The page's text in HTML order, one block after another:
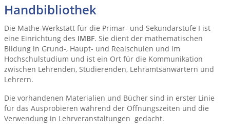
Handbibliothek
Die Mathe-Werkstatt für die Primar- und Sekundarstufe I ist
eine Einrichtung des IMBF. Sie dient der mathematischen
Bildung in Grund-, Haupt- und Realschulen und im
Hochschulstudium und ist ein Ort für die Kommunikation
zwischen Lehrenden, Studierenden, Lehramtsanwärtern und
Lehrern.
Die vorhandenen Materialien und Bücher sind in erster Linie
für das Ausprobieren während der Öffnungszeiten und die
Verwendung in Lehrveranstaltungen gedacht.